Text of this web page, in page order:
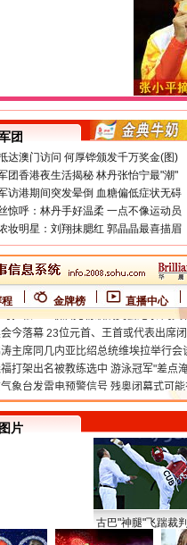
团
达澳门访问 何厚铧颁发千万奖金(图)
团香港夜生活揭秘 林丹张怡宁最"潮"
访港期间突发晕倒 血糖偏低症状无碍
惊呼：林丹手好温柔 一点不像运动员
妆明星：刘翔抹腮红 郭晶晶最喜描眉
金牌榜 直播中心
片
古巴"神腿"飞踹裁判